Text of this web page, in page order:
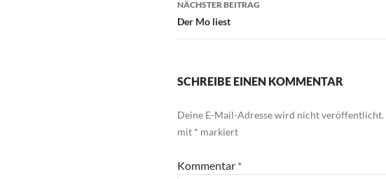
NÄCHSTER BEITRAG
Der Mo liest
SCHREIBE EINEN KOMMENTAR
Deine E-Mail-Adresse wird nicht veröffentlicht.
mit * markiert
Kommentar *